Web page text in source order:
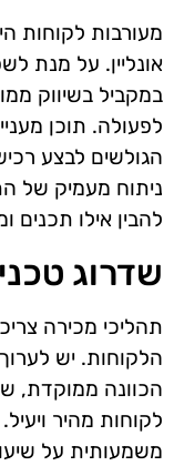
מעורבות לקוחות
במקביל בשיווק
לפעולה. תוכן
הגולשים לבצע
ניתוח מעמיק של
להבין אילו תכנים
שדרוג
תהליכי מכירה
הלקוחות. יש
הכוונה ממוקדת,
לקוחות מהיר
משמעותית על